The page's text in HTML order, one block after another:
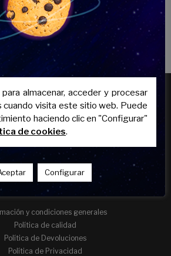
INFORMACIÓN
y condiciones generales
Política de calidad
Política de Devoluciones
Política de Privacidad
almacenar, acceder y procesar
cuando visita este sitio web. Puede
haciendo clic en "Configurar"
de cookies.
Configurar